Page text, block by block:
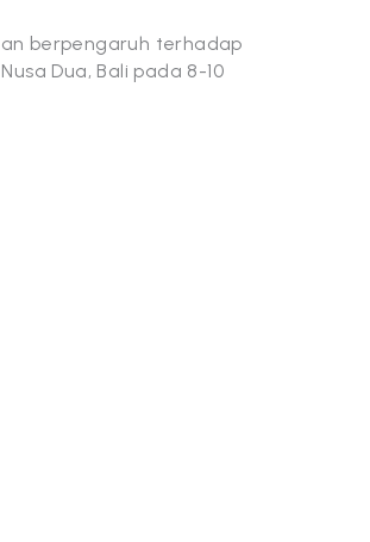
berpengaruh terhadap
Dua, Bali pada 8-10